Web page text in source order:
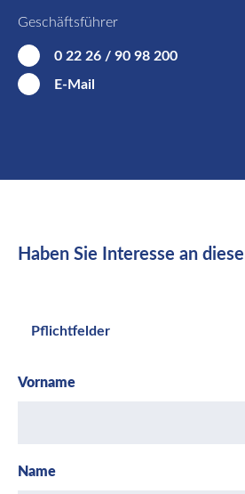
Geschäftsführer
0 22 26 / 90 98 200
E-Mail
Haben Sie Interesse an
Pflichtfelder
Vorname
Name